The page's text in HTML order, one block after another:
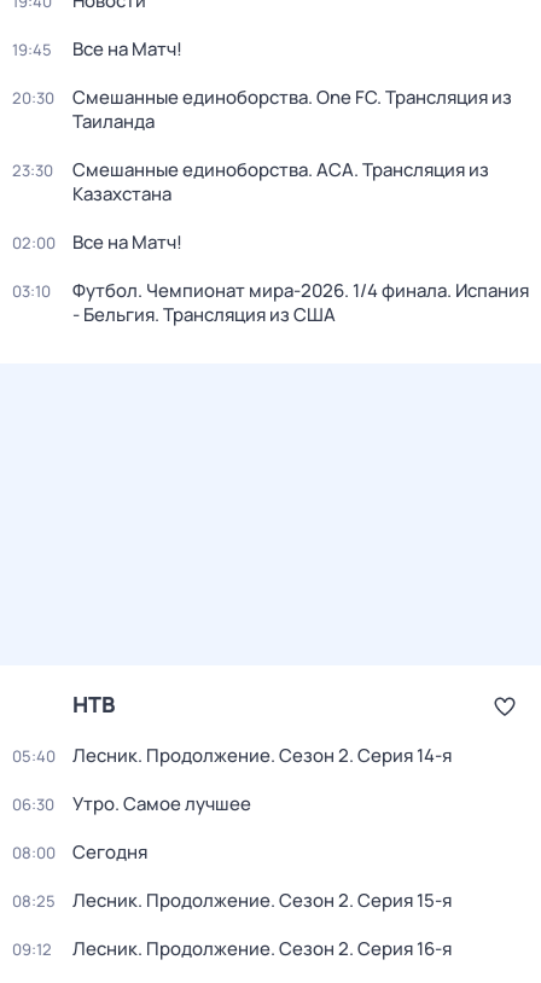
19:45 Все на Матч!
20:30
Смешанные единоборства. One FC. Трансляция из
Таиланда
23:30
Смешанные единоборства. АСА. Трансляция из
Казахстана
02:00 Все на Матч!
03:10
Футбол. Чемпионат мира-2026. 1/4 финала. Испания
- Бельгия. Трансляция из США
НТВ
05:40 Лесник. Продолжение. Сезон 2. Серия 14-я
06:30 Утро. Самое лучшее
08:00 Сегодня
08:25 Лесник. Продолжение. Сезон 2. Серия 15-я
09:12 Лесник. Продолжение. Сезон 2. Серия 16-я